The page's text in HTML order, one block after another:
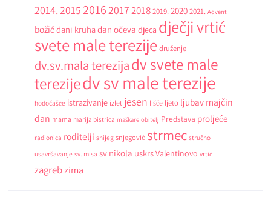
2014.2015201620172018 2019. 2020 2021. Advent
božić dani kruhadan očeva djeca dječji vrtić
svete male terezije druženje
dv.sv.mala terezijadv svete male
terezijedv sv male terezije
hodočašće istrazivanje izlet jesen lišće ljeto ljubav majčin
dan mama marija bistrica maškare obitelj Predstava proljeće
radionica roditelji snijeg snjegović strmec stručno
usavršavanje sv. misa sv nikola uskrsValentinovo vrtić
zagrebzima